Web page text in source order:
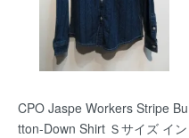
CPO Jaspe Workers Stripe Bu
tton-Down Shirt Ｓサイズ イン